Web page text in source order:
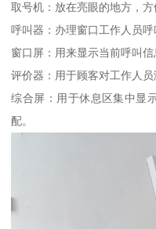
取号机：放在亮眼的地方，方
呼叫器：办理窗口工作人员
窗口屏：用来显示当前呼叫
评价器：用于顾客对工作人
综合屏：用于休息区集中显
配。